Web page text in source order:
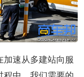
加速从多建站向服